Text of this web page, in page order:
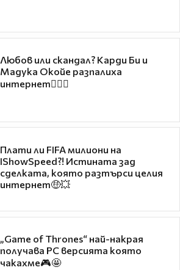
Любов или скандал? Карди Би и
Мадука Окойе разпалиха
интернет❤️‍🔥🔥
Плати ли FIFA милиони на
IShowSpeed?! Истината зад
сделката, която разтърси целия
интернет🤑💥
„Game of Thrones“ най-накрая
получава PC версията която
чакахме🎮🤩